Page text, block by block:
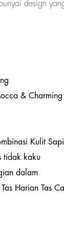
design
& Charming
Kulit
tidak kaku
dalam
Harian Tas